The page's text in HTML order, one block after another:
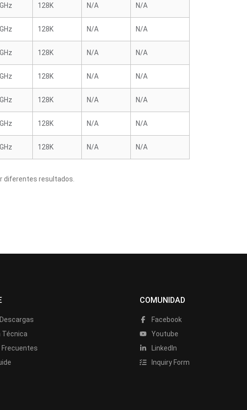
128K N/A N/A
128K N/A N/A
128K N/A N/A
128K N/A N/A
128K N/A N/A
128K N/A N/A
128K N/A N/A
diferentes resultados.
COMUNIDAD
Facebook
Youtube
LinkedIn
Inquiry Form